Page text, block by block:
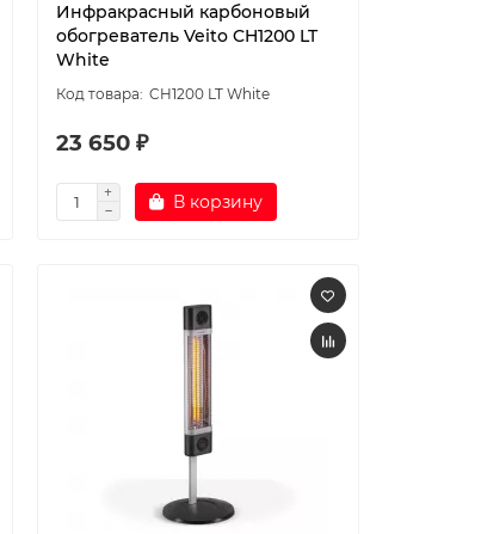
Инфракрасный карбоновый
обогреватель Veito CH1200 LT
White
CH1200 LT White
23 650 ₽
В корзину